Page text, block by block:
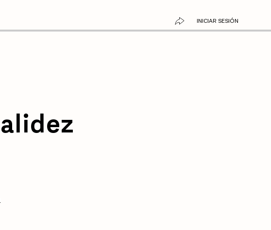
INICIAR SESIÓN